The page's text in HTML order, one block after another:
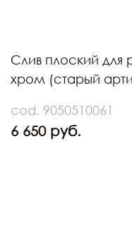
Слив плоский для
хром (старый
cod. 9050510061
6 650 руб.